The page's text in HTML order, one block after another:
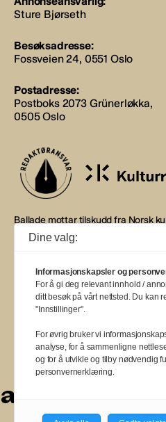
Sture Bjørseth
Besøksadresse:
Fossveien 24, 0551 Oslo
Postadresse:
Postboks 2073 Grünerløkka,
0505 Oslo
Ballade mottar tilskudd fra Norsk
støtte fra eierne NOPA, Norsk
Musikkforleggerne. Ballade
BALLADE — NORGES
a
aa
aa
Dine valg:
Informasjonskapsler og
For å gi deg relevant innhold /
ditt besøk på vårt nettsted. Du kan
"Innstillinger".
For øvrig bruker vi
analyse, for å sammenligne
og for å utvikle og tilby nødvendig
personvernerklæring.